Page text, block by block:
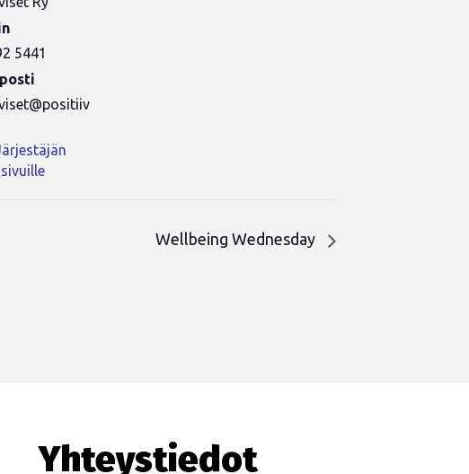
5441
Wellbeing Wednesday
Yhteystiedot